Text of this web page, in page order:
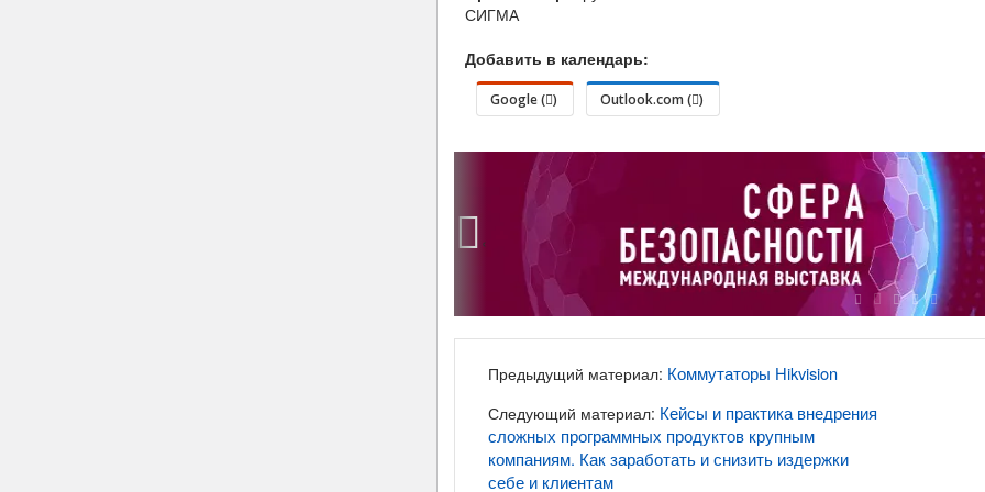
СИГМА
Добавить в календарь:
Google ( ) Outlook.com ( )
‹
Предыдущий материал: Коммутаторы Hikvision
Следующий материал: Кейсы и практика внедрения
сложных программных продуктов крупным
компаниям. Как заработать и снизить издержки
себе и клиентам